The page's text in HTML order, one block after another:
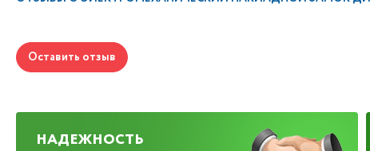
Оставить отзыв
НАДЕЖНОСТЬ